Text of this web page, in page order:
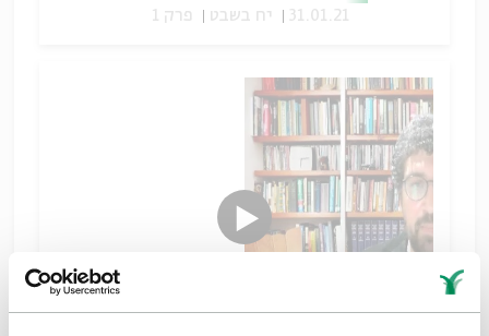
31.01.21 יח בשבט פרק 1